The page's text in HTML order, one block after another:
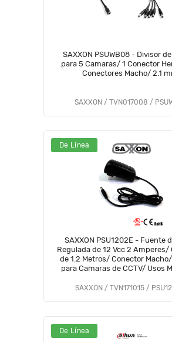
SAXXON PSUWB08 - Divisor
para 5 Camaras/ 1 Conector
Conectores Macho/ 2.1
SAXXON / TVN017008 /
De Línea
SAXXON PSU1202E - Fuente
Regulada de 12 Vcc 2 Amperes/ Con Cable
de 1.2 Metros/ Conector
para Camaras de CCTV/ Usos
SAXXON / TVN171015 /
De Línea